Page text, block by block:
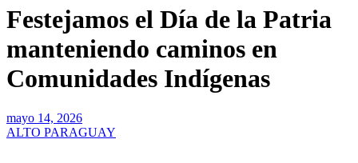
Festejamos el Día de la Patria
manteniendo caminos en
Comunidades Indígenas
mayo 14, 2026
ALTO PARAGUAY